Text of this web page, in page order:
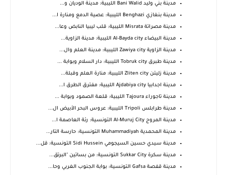
مدينة بني وليد Bani Walid الليبية: مدينة الوديان و...
مدينة بنغازي Benghazi الليبية: عصية الدمع ومنارة ا...
مدينة مصراتة Misrata الليبية: قلب ليبيا النابض وعا...
مدينة البيضاء Al-Bayda city الليبية: مدينة الزاوية...
مدينة الزاوية Zawiya city الليبية: مدينة العلم وال...
مدينة طبرق Tobruk city الليبية: دار السلام وبوابة ...
مدينة زليتن Zliten city الليبية: منارة العلم وقبلة...
مدينة اجدابيا Ajdabiya city الليبية: مفترق الطرق ا...
مدينة تاجوراء Tajoura الليبية: قلعة الصمود وبوابة ...
مدينة طرابلس Tripoli الليبية: عروس البحر الأبيض ال...
مدينة المروج Al-Muruj City التونسية: رئة العاصمة ا...
مدينة المحمدية Muhammadiyah التونسية: حارسة التار...
مدينة سيدي حسين السيجومي Sidi Hussein التونسية: قل...
مدينة سكرة Sukkar City التونسية: من بساتين "البرتق...
مدينة قفصة Gafsa التونسية: بوابة الجنوب الغربي وحا...